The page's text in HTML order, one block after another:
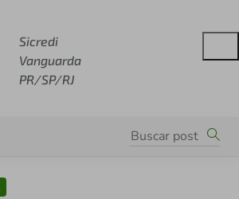
Sicredi
Vanguarda
PR/SP/RJ